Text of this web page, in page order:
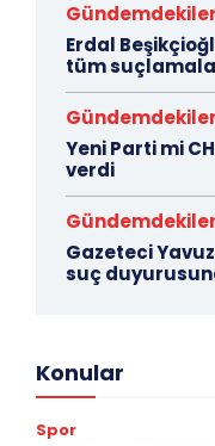
Gündemdekiler
Erdal
tüm
Gündemdekiler
Yeni Parti mi
verdi
Gündemdekiler
Gazeteci
suç
Konular
Spor